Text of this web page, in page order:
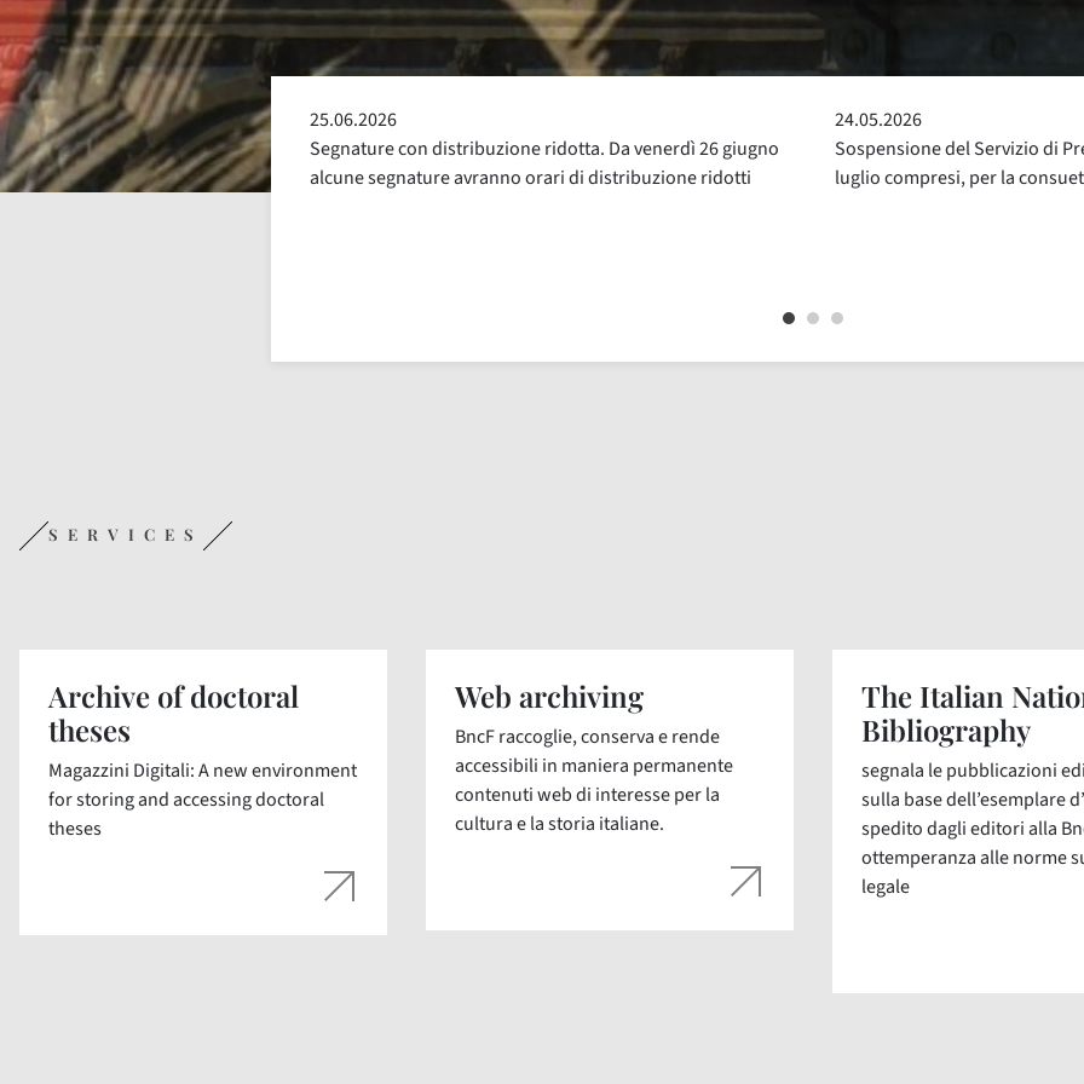
ridotta. Da venerdì 26 giugno
di distribuzione ridotti
24.05.2026
Sospensione del Servizio di Prestito esterno. Dal 16 al 31
luglio compresi, per la consueta revisione annuale
04.05.2026
Servizio civile regionale
di 15 giovani in BNCF. Messi a
SERVICES
Archive of doctoral
theses
Magazzini Digitali: A new environment
for storing and accessing doctoral
theses
Web archiving
BncF raccoglie, conserva e rende
accessibili in maniera permanente
contenuti web di interesse per la
cultura e la storia italiane.
The Italian
Bibliography
segnala le pubblicazioni
sulla base dell’esemplare
spedito dagli editori alla
ottemperanza alle norme
legale